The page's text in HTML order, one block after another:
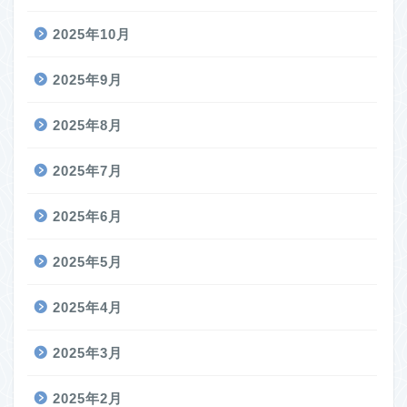
2025年10月
2025年9月
2025年8月
2025年7月
2025年6月
2025年5月
2025年4月
2025年3月
2025年2月